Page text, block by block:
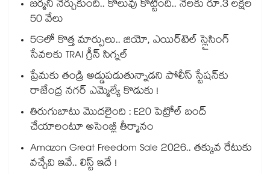
జర్మనీ నేర్చుకుంది.. కొలువు కొట్టింది.. నెలకు రూ.3 లక్షల
50 వేలు
5Gలో కొత్త మార్పులు.. జియో, ఎయిర్‌టెల్ స్లైసింగ్
సేవలకు TRAI గ్రీన్ సిగ్నల్
ప్రేమకు తండ్రి అడ్డుపడుతున్నాడని పోలీస్ స్టేషన్⁪కు
రాజేంద్ర నగర్ ఎమ్మెల్యే కొడుకు !
తిరుగుబాటు మొదలైంది : E20 పెట్రోల్ బంద్
చేయాలంటూ అసెంబ్లీ తీర్మానం
Amazon Great Freedom Sale 2026.. తక్కువ రేటుకు
వచ్చేవి ఇవే.. లిస్ట్ ఇదే !